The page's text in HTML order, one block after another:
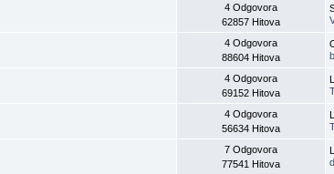
4 Odgovora
62857 Hitova
4 Odgovora
88604 Hitova
4 Odgovora
69152 Hitova
4 Odgovora
56634 Hitova
7 Odgovora
77541 Hitova